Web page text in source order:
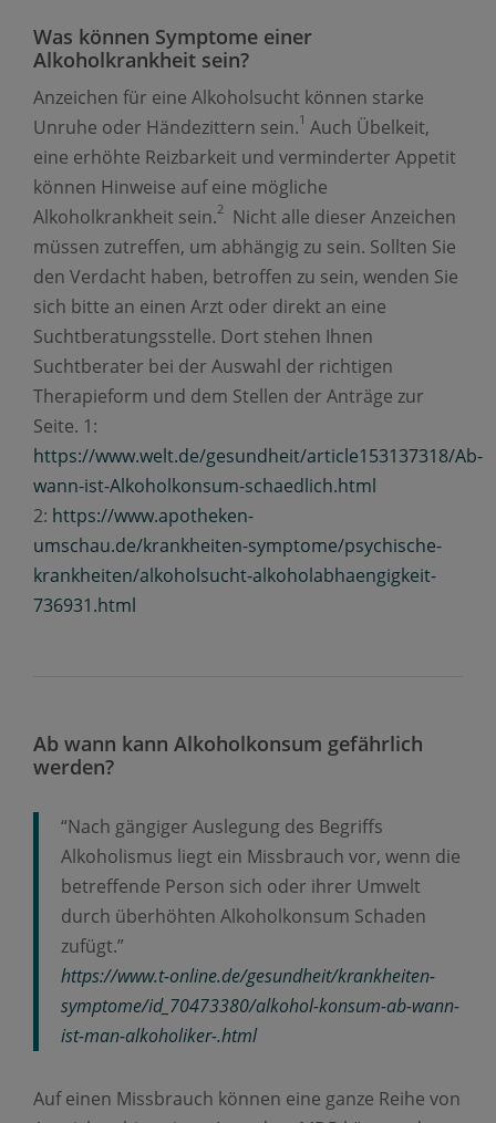
Was können Symptome einer
Alkoholkrankheit sein?
Anzeichen für eine Alkoholsucht können starke
Unruhe oder Händezittern sein.1 Auch Übelkeit,
eine erhöhte Reizbarkeit und verminderter Appetit
können Hinweise auf eine mögliche
Alkoholkrankheit sein.2 Nicht alle dieser Anzeichen
müssen zutreffen, um abhängig zu sein. Sollten Sie
den Verdacht haben, betroffen zu sein, wenden Sie
sich bitte an einen Arzt oder direkt an eine
Suchtberatungsstelle. Dort stehen Ihnen
Suchtberater bei der Auswahl der richtigen
Therapieform und dem Stellen der Anträge zur
Seite. 1:
https://www.welt.de/gesundheit/article153137318/Ab-
wann-ist-Alkoholkonsum-schaedlich.html
2: https://www.apotheken-
umschau.de/krankheiten-symptome/psychische-
krankheiten/alkoholsucht-alkoholabhaengigkeit-
736931.html
Ab wann kann Alkoholkonsum gefährlich
werden?
“Nach gängiger Auslegung des Begriffs
Alkoholismus liegt ein Missbrauch vor, wenn die
betreffende Person sich oder ihrer Umwelt
durch überhöhten Alkoholkonsum Schaden
zufügt.”
https://www.t-online.de/gesundheit/krankheiten-
symptome/id_70473380/alkohol-konsum-ab-wann-
ist-man-alkoholiker-.html
Auf einen Missbrauch können eine ganze Reihe von